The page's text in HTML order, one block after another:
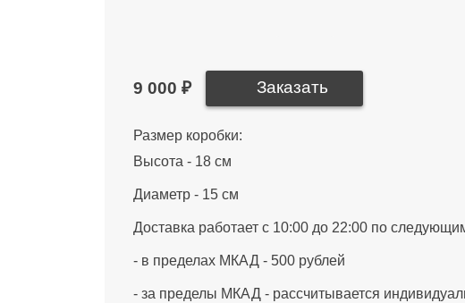
9 000 ₽
Размер коробки:
Высота - 18 см
Диаметр - 15 см
Доставка работает с 10:00 до 22:00 по
- в пределах МКАД - 500 рублей
- за пределы МКАД - рассчитывается